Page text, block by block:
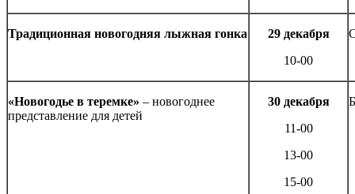
Традиционная новогодняя лыжная гонка
29 декабря
10-00
«Новогодье в теремке» – новогоднее
представление для детей
30 декабря
11-00
13-00
15-00